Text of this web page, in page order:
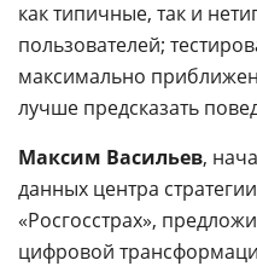
как типичные, так и
пользователей;
максимально
лучше предсказать
Максим Васильев,
данных центра
«Росгосстрах»,
цифровой